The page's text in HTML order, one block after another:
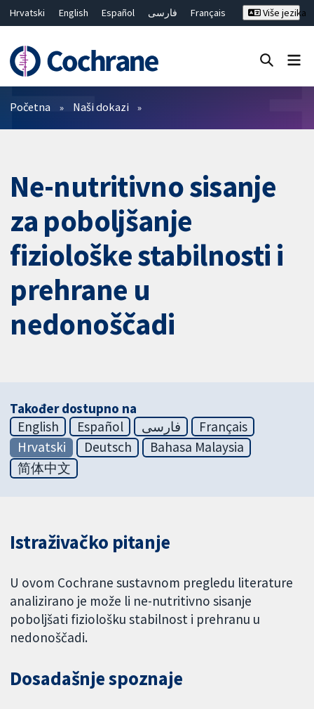
Hrvatski English Español فارسی
Français
繁體中文
简体中文
Više jezika
Prečistači
Početna Naši dokazi
Ne-nutritivno sisanje
za poboljšanje
fiziološke stabilnosti i
prehrane u
nedonoščadi
Također dostupno na
English
Español فارسی
Français
Hrvatski
Deutsch
Bahasa Malaysia
简体中文
Istraživačko pitanje
U ovom Cochrane sustavnom pregledu literature
analizirano je može li ne-nutritivno sisanje
poboljšati fiziološku stabilnost i prehranu u
nedonoščadi.
Dosadašnje spoznaje